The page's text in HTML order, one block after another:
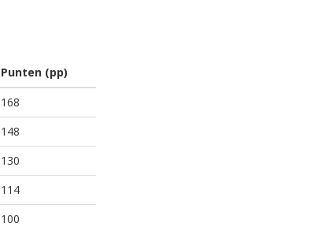
Punten (pp)
168
148
130
114
100